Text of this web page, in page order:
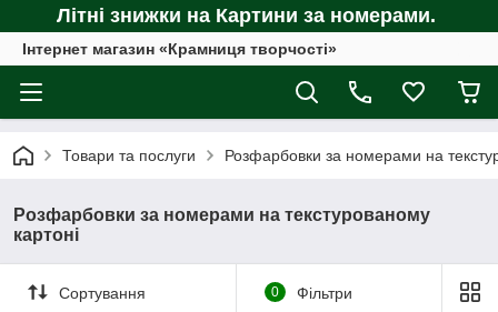
Літні знижки на Картини за номерами.
Інтернет магазин «Крамниця творчості»
Товари та послуги Розфарбовки за номерами на
Розфарбовки за номерами на текстурованому
картоні
Сортування 0 Фільтри